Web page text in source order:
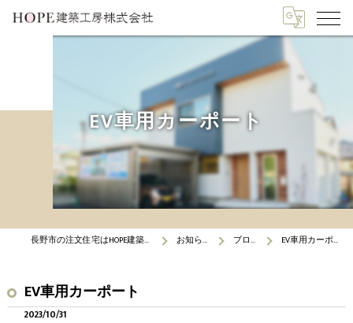
EV車用カーポート
長野市の注文住宅はHOPE建築工房 お知らせ ブログ EV車用カーポート
EV車用カーポート
2023/10/31